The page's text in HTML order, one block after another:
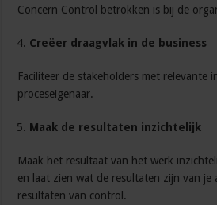
Concern Control betrokken is bij de
Creëer draagvlak in de business
Faciliteer de stakeholders met relevante
proceseigenaar.
Maak de resultaten inzichtelijk
Maak het resultaat van het werk
en laat zien wat de resultaten zijn van je
resultaten van control.